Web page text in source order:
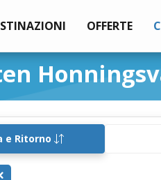
OFFERTE
e Ritorno